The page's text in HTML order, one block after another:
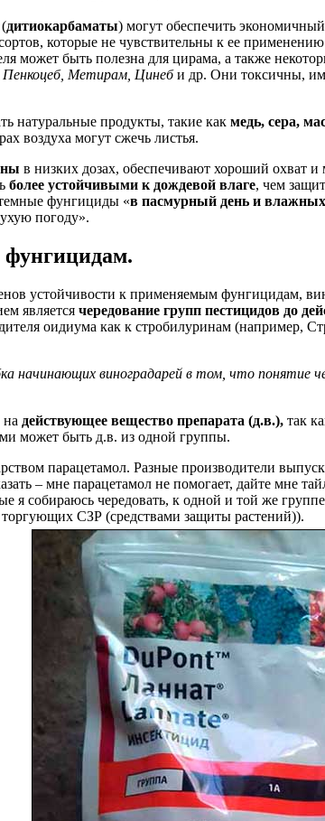
дитиокарбаматы) могут обеспечить
которые не чувствительны к ее
может быть полезна для цирама, а также
Пенкоцеб, Метирам, Цинеби др. Они токсичны,
натуральные продукты, такие как медь, сера,
воздуха могут сжечь листья.
в низких дозах, обеспечивают хороший охват и
более устойчивыми к дождевой влаге, чем
фунгициды «в пасмурный день и
погоду».
фунгицидам.
устойчивости к применяемым фунгицидам,
является чередование групп пестицидов до
оидиума как к стробилуринам
начинающих виноградарей в том, что понятие
на действующее вещество препарата (д.в.), так
может быть д.в. из одной группы.
парацетамол. Разные производители
– мне парацетамол не помогает, дайте мне
я собираюсь чередовать, к одной и той же
СЗР (средствами защиты растений)).